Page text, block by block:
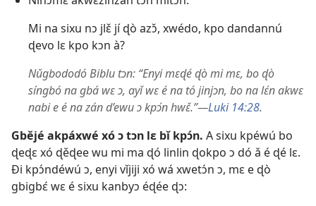
Mi na sixu nɔ jlɛ̌ jí ɖò azɔ̌, xwédo, kpo dandannú
ɖevo lɛ kpo kɔn à?
Nǔgbododó Biblu tɔn: “Enyi mɛɖé ɖò mi mɛ, bo ɖò
síngbó na gbá wɛ ɔ, ayǐ wɛ é na tó jinjɔn, bo na lɛ́n akwɛ
nabi e é na zán d’ewu ɔ kpɔ́n hwɛ̌.”​—Luki 14:28.
Gbějé akpáxwé xó ɔ tɔn lɛ bǐ kpɔ́n. A sixu kpéwú bo
ɖeɖɛ xó ɖěɖee wu mi ma ɖó linlin ɖokpo ɔ dó ǎ é ɖé lɛ.
Ði kpɔ́ndéwú ɔ, enyi vǐjiji xó wá xwetɔ́n ɔ, mɛ e ɖò
gbigbɛ́ wɛ é sixu kanbyɔ éɖée ɖɔ: